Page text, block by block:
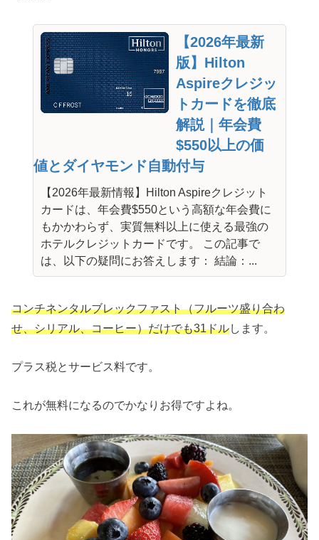
【2026年最新
版】Hilton
Aspireクレジッ
トカードを徹底
解説｜年会費
$550以上の価
値とダイヤモンド自動付与
【2026年最新情報】Hilton Aspireクレジット
カードは、年会費$550という高額な年会費に
もかかわらず、実質無料以上に使える最強の
ホテルクレジットカードです。 この記事で
は、以下の疑問にお答えします： 結論：...
コンチネンタルブレックファスト（フルーツ盛り合わ
せ、シリアル、コーヒー）だけでも31ドルします。
プラス税とサービス料です。
これが無料になるのでかなりお得ですよね。